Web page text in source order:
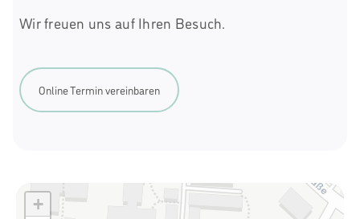
Wir freuen uns auf Ihren Besuch.
Online Termin vereinbaren
+